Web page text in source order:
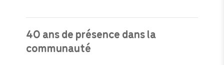
40 ans de présence dans la
communauté